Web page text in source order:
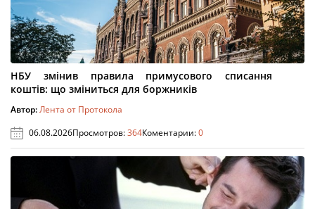
НБУ змінив правила примусового списання
коштів: що зміниться для боржників
Автор:Лента от Протокола
06.08.2026Просмотров:364Коментарии:0